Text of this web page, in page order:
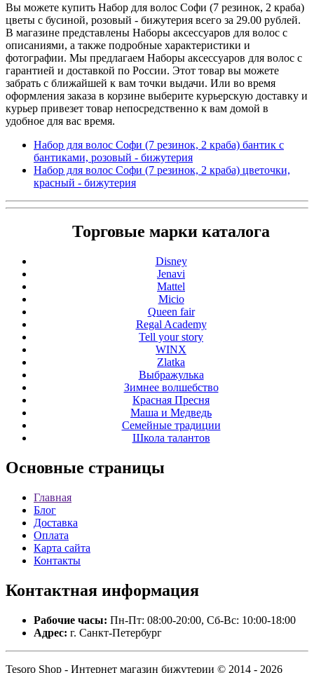
Вы можете купить Набор для волос Софи (7 резинок, 2 краба)
цветы с бусиной, розовый - бижутерия всего за 29.00 рублей.
В магазине представлены Наборы аксессуаров для волос с
описаниями, а также подробные характеристики и
фотографии. Мы предлагаем Наборы аксессуаров для волос с
гарантией и доставкой по России. Этот товар вы можете
забрать с ближайшей к вам точки выдачи. Или во время
оформления заказа в корзине выберите курьерскую доставку и
курьер привезет товар непосредственно к вам домой в
удобное для вас время.
Набор для волос Софи (7 резинок, 2 краба) бантик с
бантиками, розовый - бижутерия
Набор для волос Софи (7 резинок, 2 краба) цветочки,
красный - бижутерия
Торговые марки каталога
Disney
Jenavi
Mattel
Micio
Queen fair
Regal Academy
Tell your story
WINX
Zlatka
Выбражулька
Зимнее волшебство
Красная Пресня
Маша и Медведь
Семейные традиции
Школа талантов
Основные страницы
Главная
Блог
Доставка
Оплата
Карта сайта
Контакты
Контактная информация
Рабочие часы: Пн-Пт: 08:00-20:00, Сб-Вс: 10:00-18:00
Адрес: г. Санкт-Петербург
Tesoro Shop - Интернет магазин бижутерии © 2014 - 2026